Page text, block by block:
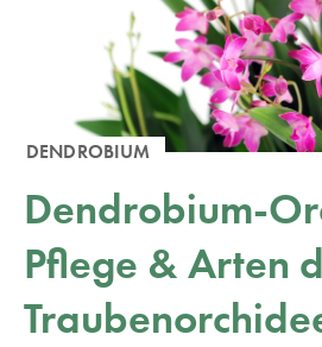
DENDROBIUM
Dendrobium-
Pflege & Arten